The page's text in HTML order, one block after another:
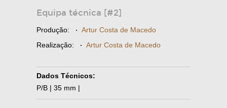
Equipa técnica [#2]
Produção: · Artur Costa de Macedo
Realização: · Artur Costa de Macedo
Dados Técnicos:
P/B | 35 mm |